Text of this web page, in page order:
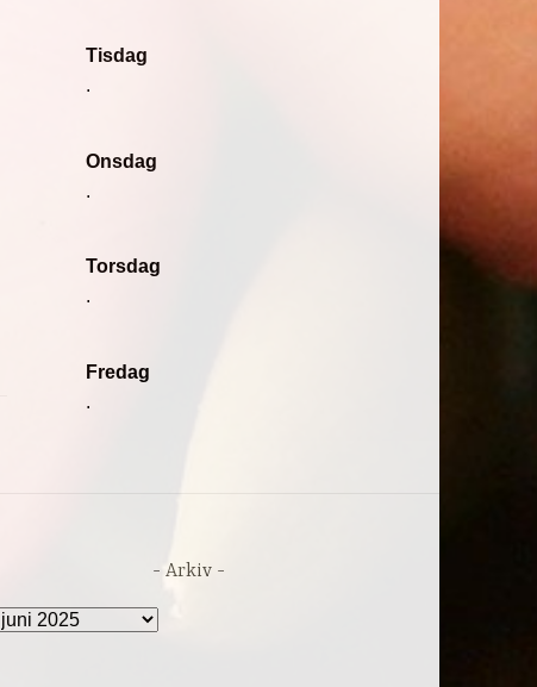
Tisdag
.
Onsdag
.
Torsdag
.
Fredag
.
Arkiv
Arkiv